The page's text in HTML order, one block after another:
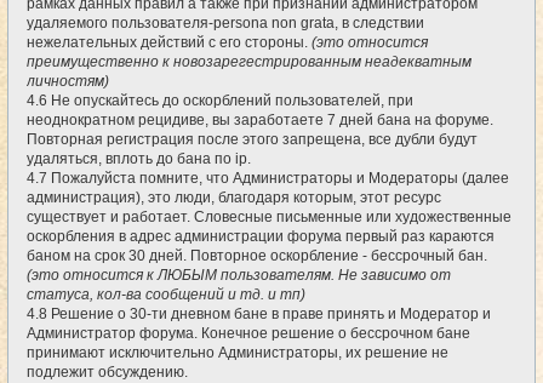
рамках данных правил а также при признании администратором
удаляемого пользователя-persona non grata, в следствии
нежелательных действий с его стороны. (это относится
преимущественно к новозарегестрированным неадекватным
личностям)
4.6 Не опускайтесь до оскорблений пользователей, при
неоднократном рецидиве, вы заработаете 7 дней бана на форуме.
Повторная регистрация после этого запрещена, все дубли будут
удаляться, вплоть до бана по ip.
4.7 Пожалуйста помните, что Администраторы и Модераторы (далее
администрация), это люди, благодаря которым, этот ресурс
существует и работает. Словесные письменные или художественные
оскорбления в адрес администрации форума первый раз караются
баном на срок 30 дней. Повторное оскорбление - бессрочный бан.
(это относится к ЛЮБЫМ пользователям. Не зависимо от
статуса, кол-ва сообщений и тд. и тп)
4.8 Решение о 30-ти дневном бане в праве принять и Модератор и
Администратор форума. Конечное решение о бессрочном бане
принимают исключительно Администраторы, их решение не
подлежит обсуждению.